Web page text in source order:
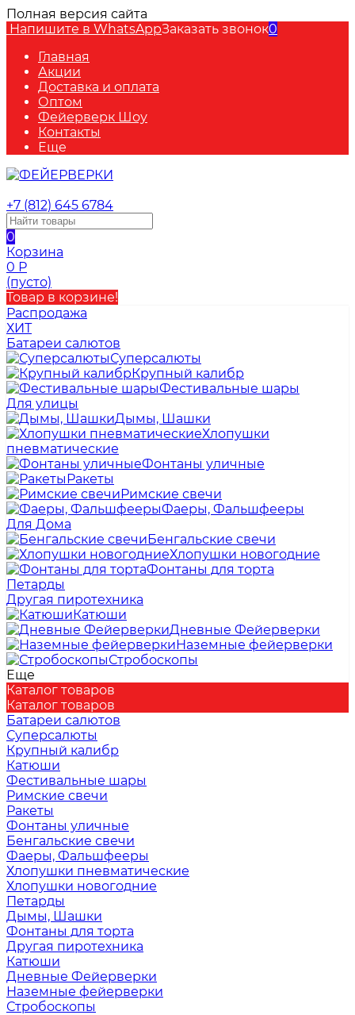
Полная версия сайта
Напишите в WhatsAppЗаказать звонок0
Главная
Акции
Доставка и оплата
Оптом
Фейерверк Шоу
Контакты
Еще
+7 (812) 645 6784
0
Корзина
0 Р
(пусто)
Товар в корзине!
Распродажа
ХИТ
Батареи салютов
Суперсалюты
Крупный калибр
Фестивальные шары
Для улицы
Дымы, Шашки
Хлопушки
пневматические
Фонтаны уличные
Ракеты
Римские свечи
Фаеры, Фальшфееры
Для Дома
Бенгальские свечи
Хлопушки новогодние
Фонтаны для торта
Петарды
Другая пиротехника
Катюши
Дневные Фейерверки
Наземные фейерверки
Стробоскопы
Еще
Каталог товаров
Каталог товаров
Батареи салютов
Суперсалюты
Крупный калибр
Катюши
Фестивальные шары
Римские свечи
Ракеты
Фонтаны уличные
Бенгальские свечи
Фаеры, Фальшфееры
Хлопушки пневматические
Хлопушки новогодние
Петарды
Дымы, Шашки
Фонтаны для торта
Другая пиротехника
Катюши
Дневные Фейерверки
Наземные фейерверки
Стробоскопы